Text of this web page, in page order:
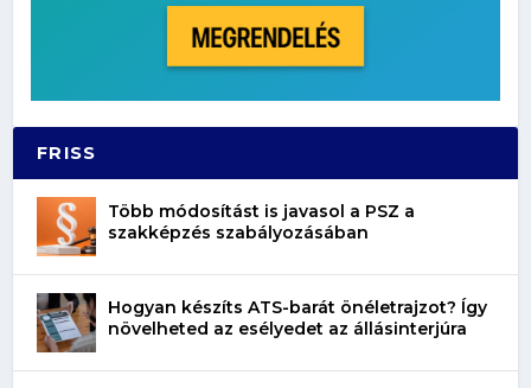
FRISS
Több módosítást is javasol a PSZ a
szakképzés szabályozásában
Hogyan készíts ATS-barát önéletrajzot? Így
növelheted az esélyedet az állásinterjúra